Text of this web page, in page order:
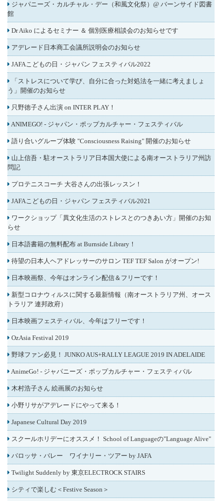
ジャパニーズ・カルチャル・デー（和風文化祭）@ バーンサイド図書
館
Dr Aiko によるセミナー ＆ 個別医療相談会のお知らせです
アデレード日本商工会議所説明会のお知らせ
JAFAこどもの日・ジャパン フェスティバル2022
「ストレスについて学び、自分に合った対処法を一緒に考えましょ
う」開催のお知らせ
只野徳子さん出演 on INTER PLAY！
ANIMEGO! - ジャパン・ポップカルチャー・フェスティバル
語り合いグループ体験 "Consciousness Raising" 開催のお知らせ
山上信吾・駐オーストラリア日本国大使による南オーストラリア州訪
問記
プロテニスコーチ 大谷さんの出張レッスン！
JAFAこどもの日・ジャパン フェスティバル2021
ワークショップ「異文化生活のストレスとのつきあい方」開催のお知
らせ
日本語書籍の無料配布 at Burnside Library！
待望の日本人ヘアドレッサーのサロン TEF TEF Salon がオープン!
日本映画祭、今年はオンライン配信＆フリーです！
新型コロナウィルスに関する最新情報（南オーストラリア州、オース
トラリア 連邦政府）
日本映画フェスティバル、今年はフリーです！
OzAsia Festival 2019
野球ファン必見！ JUNKO AUS+RALLY LEAGUE 2019 IN ADELAIDE
AnimeGo! - ジャパニーズ・ポップカルチャー・フェスティバル
木村浩子さん 絵画展のお知らせ
小野リサがアデレードにやって来る！
Japanese Cultural Day 2019
スクールホリデーにオススメ！ School of Languageの"Language Alive"
バロッサ・バレー ワイナリー・ツアー by JAFA
Twilight Suddenly by 東京ELECTROCK STAIRS
シティで楽しむ＜Festive Season＞